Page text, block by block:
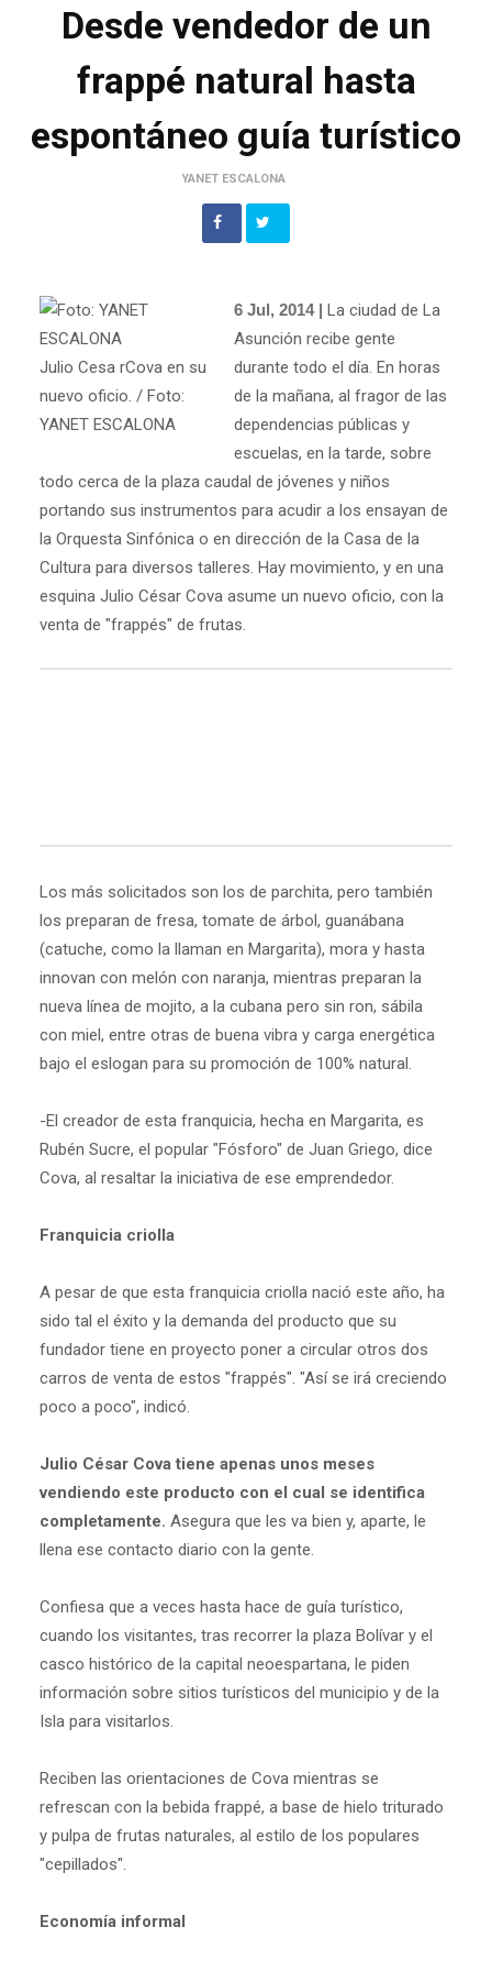
Desde vendedor de un
frappé natural hasta
espontáneo guía turístico
YANET ESCALONA
Julio Cesa rCova en su
nuevo oficio. / Foto:
YANET ESCALONA
6 Jul, 2014 | La ciudad de La
Asunción recibe gente
durante todo el día. En horas
de la mañana, al fragor de las
dependencias públicas y
escuelas, en la tarde, sobre
todo cerca de la plaza caudal de jóvenes y niños
portando sus instrumentos para acudir a los ensayan de
la Orquesta Sinfónica o en dirección de la Casa de la
Cultura para diversos talleres. Hay movimiento, y en una
esquina Julio César Cova asume un nuevo oficio, con la
venta de "frappés" de frutas.
Los más solicitados son los de parchita, pero también
los preparan de fresa, tomate de árbol, guanábana
(catuche, como la llaman en Margarita), mora y hasta
innovan con melón con naranja, mientras preparan la
nueva línea de mojito, a la cubana pero sin ron, sábila
con miel, entre otras de buena vibra y carga energética
bajo el eslogan para su promoción de 100% natural.
-El creador de esta franquicia, hecha en Margarita, es
Rubén Sucre, el popular "Fósforo" de Juan Griego, dice
Cova, al resaltar la iniciativa de ese emprendedor.
Franquicia criolla
A pesar de que esta franquicia criolla nació este año, ha
sido tal el éxito y la demanda del producto que su
fundador tiene en proyecto poner a circular otros dos
carros de venta de estos "frappés". "Así se irá creciendo
poco a poco", indicó.
Julio César Cova tiene apenas unos meses
vendiendo este producto con el cual se identifica
completamente. Asegura que les va bien y, aparte, le
llena ese contacto diario con la gente.
Confiesa que a veces hasta hace de guía turístico,
cuando los visitantes, tras recorrer la plaza Bolívar y el
casco histórico de la capital neoespartana, le piden
información sobre sitios turísticos del municipio y de la
Isla para visitarlos.
Reciben las orientaciones de Cova mientras se
refrescan con la bebida frappé, a base de hielo triturado
y pulpa de frutas naturales, al estilo de los populares
"cepillados".
Economía informal